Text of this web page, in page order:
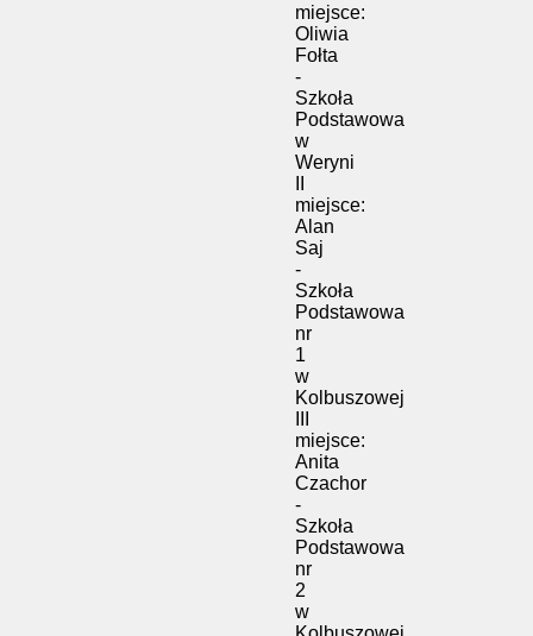
miejsce:
Oliwia
Fołta
-
Szkoła
Podstawowa
w
Weryni
miejsce:
Alan
Saj
-
Szkoła
Podstawowa
nr
1
w
Kolbuszowej
miejsce:
Anita
Czachor
-
Szkoła
Podstawowa
nr
2
w